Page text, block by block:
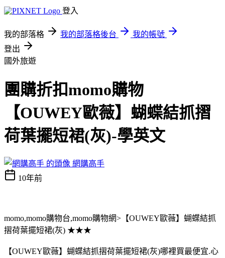
登入
我的部落格 我的部落格後台
我的帳號
登出
國外旅遊
團購折扣momo購物
【OUWEY歐薇】蝴蝶結抓摺
荷葉擺短裙(灰)-學英文
網購高手
10年前
momo,momo購物台,momo購物網>【OUWEY歐薇】蝴蝶結抓
摺荷葉擺短裙(灰) ★★★
【OUWEY歐薇】蝴蝶結抓摺荷葉擺短裙(灰)哪裡買最便宜.心